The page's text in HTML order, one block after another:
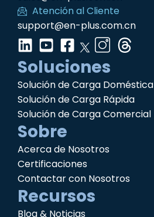
Atención al Cliente
support@en-plus.com.cn
Soluciones
Solución de Carga Doméstica
Solución de Carga Rápida
Solución de Carga Comercial
Sobre
Acerca de Nosotros
Certificaciones
Contactar con Nosotros
Recursos
Blog & Noticias